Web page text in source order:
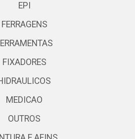
EPI
FERRAGENS
FIXADORES
MEDICAO
OUTROS